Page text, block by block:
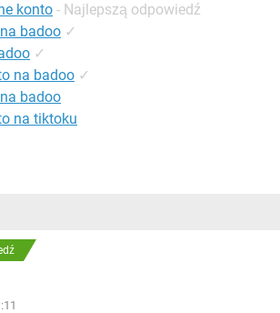
konto - Najlepszą odpowiedź
badoo ✓
✓
na badoo ✓
badoo
na tiktoku